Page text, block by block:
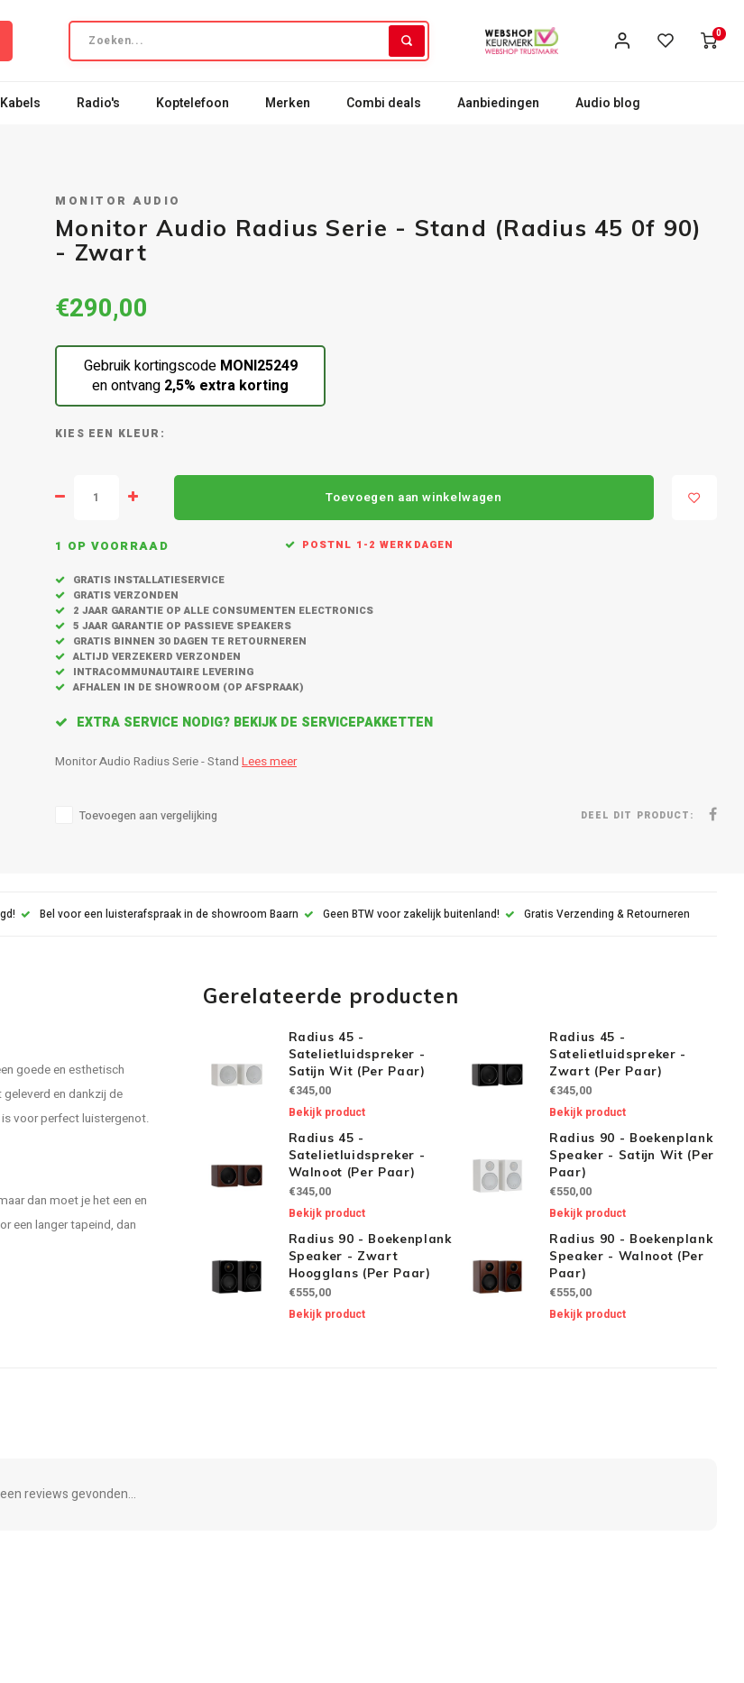
0
Kabels Radio's Koptelefoon Merken Combi deals Aanbiedingen Audio blog
MONITOR AUDIO
Monitor Audio Radius Serie - Stand (Radius 45 0f 90)
- Zwart
€290,00
Gebruik kortingscode MONI25249
en ontvang 2,5% extra korting
KLEUR:
Toevoegen aan winkelwagen
1 OP VOORRAAD POSTNL 1-2 WERKDAGEN
GRATIS INSTALLATIESERVICE
GRATIS VERZONDEN
2 JAAR GARANTIE OP ALLE CONSUMENTEN ELECTRONICS
5 JAAR GARANTIE OP PASSIEVE SPEAKERS
GRATIS BINNEN 30 DAGEN TE RETOURNEREN
ALTIJD VERZEKERD VERZONDEN
INTRACOMMUNAUTAIRE LEVERING
AFHALEN IN DE SHOWROOM (OP AFSPRAAK)
EXTRA SERVICE NODIG? BEKIJK DE SERVICEPAKKETTEN
Monitor Audio Radius Serie - Stand Lees meer
Toevoegen aan vergelijking DEEL DIT PRODUCT:
Bel voor een luisterafspraak in de showroom Baarn Geen BTW voor zakelijk buitenland! Gratis Verzending & Retourneren
goede en esthetisch
en dankzij de
voor perfect luistergenot.
dan moet je het een en
een langer tapeind, dan
Gerelateerde producten
Radius 45 -
Satelietluidspreker -
Satijn Wit (Per Paar)
€345,00
Bekijk product
Radius 45 -
Satelietluidspreker -
Zwart (Per Paar)
€345,00
Bekijk product
Radius 45 -
Satelietluidspreker -
Walnoot (Per Paar)
€345,00
Bekijk product
Radius 90 - Boekenplank
Speaker - Satijn Wit (Per
Paar)
€550,00
Bekijk product
Radius 90 - Boekenplank
Speaker - Zwart
Hoogglans (Per Paar)
€555,00
Bekijk product
Radius 90 - Boekenplank
Speaker - Walnoot (Per
Paar)
€555,00
Bekijk product
reviews gevonden...